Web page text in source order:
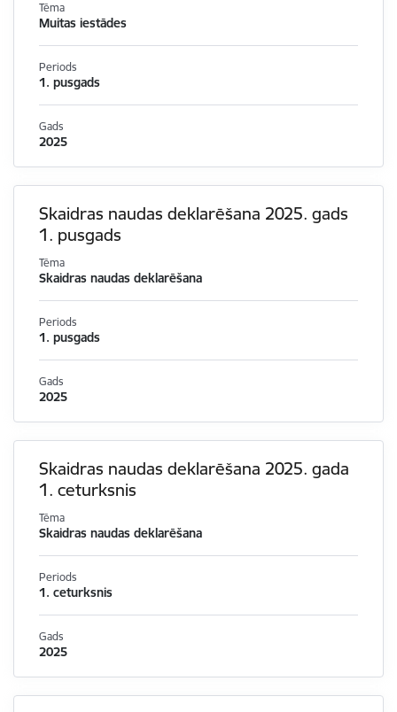
Tēma
Muitas iestādes
Periods
1. pusgads
Gads
2025
Skaidras naudas deklarēšana 2025. gads
1. pusgads
Tēma
Skaidras naudas deklarēšana
Periods
1. pusgads
Gads
2025
Skaidras naudas deklarēšana 2025. gada
1. ceturksnis
Tēma
Skaidras naudas deklarēšana
Periods
1. ceturksnis
Gads
2025